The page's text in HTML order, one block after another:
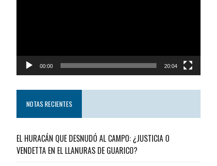
00:00 20:04
NOTAS RECIENTES
EL HURACÁN QUE DESNUDÓ AL CAMPO: ¿JUSTICIA O
VENDETTA EN EL LLANURAS DE GUARICO?